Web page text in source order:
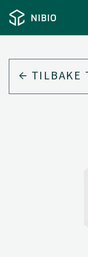
TILBAKE